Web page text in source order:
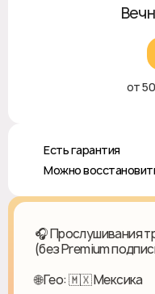
от
♻️ Есть гарантия
✅ Можно
🎧 Прослушивания
(без Premium
🌐 Гео: 🇲🇽 Мексика